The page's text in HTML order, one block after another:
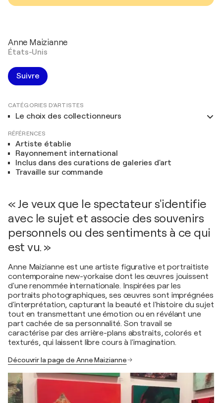
Anne Maizianne
États-Unis
Suivre
CATÉGORIES D'ARTISTES
Le choix des collectionneurs
RÉFÉRENCES
Artiste établie
Rayonnement international
Inclus dans des curations de galeries d'art
Travaille sur commande
« Je veux que le spectateur s'identifie
avec le sujet et associe des souvenirs
personnels ou des sentiments à ce qui
est vu. »
Anne Maizianne est une artiste figurative et portraitiste
contemporaine new-yorkaise dont les œuvres jouissent
d'une renommée internationale. Inspirées par les
portraits photographiques, ses œuvres sont imprégnées
d'interprétation, capturant la beauté et l'histoire du sujet
tout en transmettant une émotion ou en révélant une
part cachée de sa personnalité. Son travail se
caractérise par des arrière-plans abstraits, colorés et
texturés, qui laissent libre cours à l'imagination.
Découvrir la page de Anne Maizianne